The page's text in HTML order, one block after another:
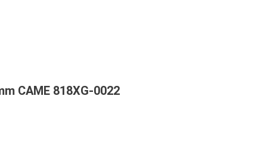
CAME 818XG-0022